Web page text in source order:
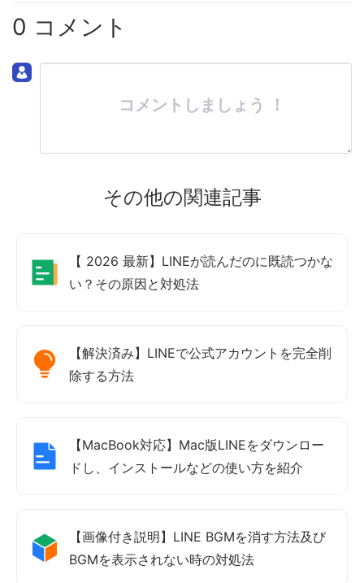
0 コメント
コメントしましょう ！
その他の関連記事
【 2026 最新】LINEが読んだのに既読つかな
い？その原因と対処法
【解決済み】LINEで公式アカウントを完全削
除する方法
【MacBook対応】Mac版LINEをダウンロー
ドし、インストールなどの使い方を紹介
【画像付き説明】LINE BGMを消す方法及び
BGMを表示されない時の対処法